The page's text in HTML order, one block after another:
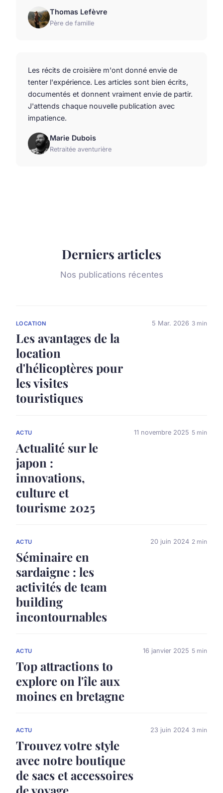
Thomas Lefèvre
Père de famille
Les récits de croisière m'ont donné envie de
tenter l'expérience. Les articles sont bien écrits,
documentés et donnent vraiment envie de partir.
J'attends chaque nouvelle publication avec
impatience.
Marie Dubois
Retraitée aventurière
Derniers articles
Nos publications récentes
LOCATION
Les avantages de la
location
d'hélicoptères pour
les visites
touristiques
5 Mar. 2026 3 min
ACTU
Actualité sur le
japon :
innovations,
culture et
tourisme 2025
11 novembre 2025 5 min
ACTU
Séminaire en
sardaigne : les
activités de team
building
incontournables
20 juin 2024 2 min
ACTU
Top attractions to
explore on l'île aux
moines en bretagne
16 janvier 2025 5 min
ACTU
Trouvez votre style
avec notre boutique
de sacs et accessoires
23 juin 2024 3 min